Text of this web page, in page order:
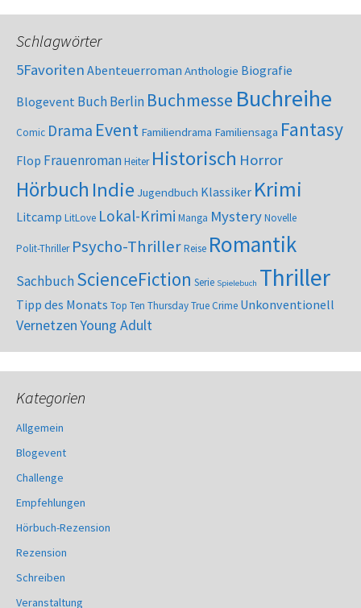
Schlagwörter
5Favoriten Abenteuerroman Anthologie Biografie
Blogevent Buch Berlin Buchmesse Buchreihe
Comic Drama Event Familiendrama Familiensaga Fantasy
Flop FrauenromanHeiter Historisch Horror
Hörbuch Indie Jugendbuch Klassiker Krimi
Litcamp LitLove Lokal-Krimi Manga MysteryNovelle
Polit-Thriller Psycho-ThrillerReise Romantik
SachbuchScienceFiction Serie Spielebuch Thriller
Tipp des Monats Top Ten ThursdayTrue Crime Unkonventionell
VernetzenYoung Adult
Kategorien
Allgemein
Blogevent
Challenge
Empfehlungen
Hörbuch-Rezension
Rezension
Schreiben
Veranstaltung